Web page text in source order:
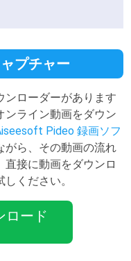
プチャー
ンローダーがあります
ンライン動画をダウン
Pideo 録画ソフ
がら、その動画の流れ
直接に動画をダウンロ
ください。
ロード